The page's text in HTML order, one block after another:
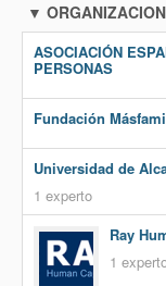
▼
ASOCIACIÓN
PERSONAS
Fundación
Universidad de
1 experto
Ray
1